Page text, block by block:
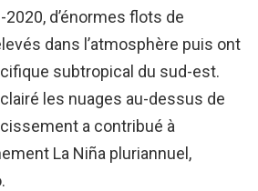
d’énormes flots de
dans l’atmosphère puis ont
subtropical du sud-est.
les nuages ​​au-dessus de
a contribué à
La Niña pluriannuel,